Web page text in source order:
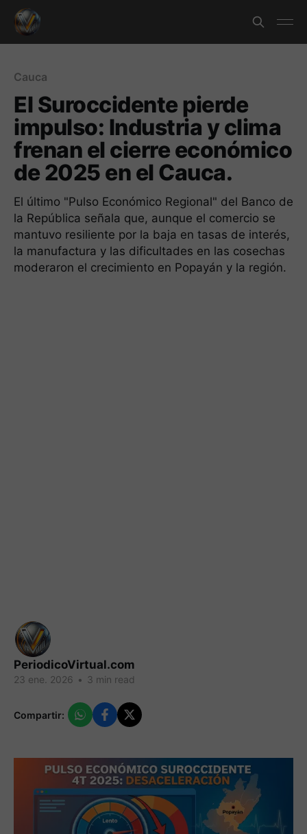
Cauca
El Suroccidente pierde
impulso: Industria y clima
frenan el cierre económico
de 2025 en el Cauca.
El último "Pulso Económico Regional" del Banco de
la República señala que, aunque el comercio se
mantuvo resiliente por la baja en tasas de interés,
la manufactura y las dificultades en las cosechas
moderaron el crecimiento en Popayán y la región.
PeriodicoVirtual.com
23 ene. 2026 • 3 min read
Compartir: